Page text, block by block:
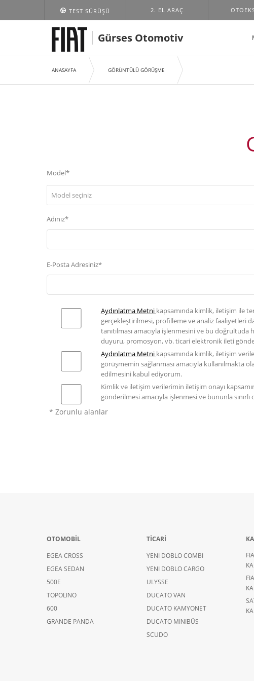
TEST SÜRÜŞÜ 2. EL ARAÇ
Gürses Otomotiv
ANASAYFA GÖRÜNTÜLÜ GÖRÜŞME
Model*
Model seçiniz
Adınız*
E-Posta Adresiniz*
Aydınlatma Metni kapsamında kimlik, iletişim ile
gerçekleştirilmesi, profilleme ve analiz faaliyetleri
tanıtılması amacıyla işlenmesini ve bu
duyuru, promosyon, vb. ticari elektronik ileti
Aydınlatma Metni kapsamında kimlik, iletişim
görüşmemin sağlanması amacıyla kullanılmakta
edilmesini kabul ediyorum.
Kimlik ve iletişim verilerimin iletişim onayı
gönderilmesi amacıyla işlenmesi ve bununla
* Zorunlu alanlar
OTOMOBİL
EGEA CROSS
EGEA SEDAN
500E
TOPOLINO
600
GRANDE PANDA
TİCARİ
YENI DOBLO COMBI
YENI DOBLO CARGO
ULYSSE
DUCATO VAN
DUCATO KAMYONET
DUCATO MINIBÜS
SCUDO